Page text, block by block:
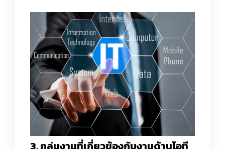
3. กลุ่มงานที่เกี่ยวข้องกับงานด้านไอที